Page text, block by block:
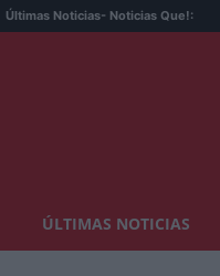
Últimas Noticias- Noticias Que!:
ÚLTIMAS NOTICIAS